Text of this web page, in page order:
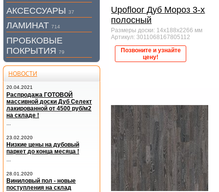
Upofloor Дуб Мороз 3-х
полосный
Размеры доски: 14x188x2266 мм
Артикул: 3011068167805112
Позвоните и узнайте
цену!
АКСЕССУАРЫ 37
ЛАМИНАТ 714
ПРОБКОВЫЕ
ПОКРЫТИЯ 79
НОВОСТИ
20.04.2021
Распродажа ГОТОВОЙ
массивной доски Дуб Селект
лакированной от 4500 руб/м2
на складе !
...
23.02.2020
Низкие цены на дубовый
паркет до конца месяца !
...
28.01.2020
Виниловый пол - новые
поступления на склад